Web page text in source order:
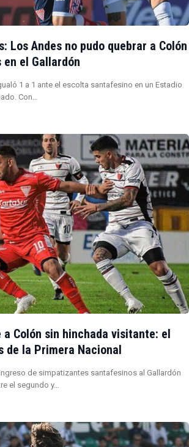
Los Andes no pudo quebrar a Colón
el Gallardón
1 a 1 ante el escolta santafesino en un Estadio
Con…
a Colón sin hinchada visitante: el
de la Primera Nacional
de simpatizantes santafesinos al Gallardón
el segundo y…